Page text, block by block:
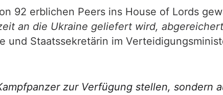
92 erblichen Peers ins House of Lords
an die Ukraine geliefert wird,
Staatssekretärin im
zur Verfügung stellen, sondern